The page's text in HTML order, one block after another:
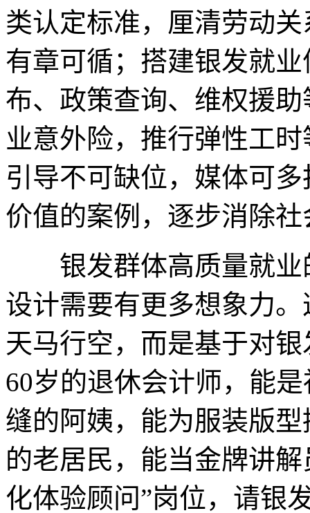
类认定标准，厘清劳动
有章可循；搭建银发就
布、政策查询、维权援
业意外险，推行弹性工
引导不可缺位，媒体可
价值的案例，逐步消除
银发群体高质量就业
设计需要有更多想象力
天马行空，而是基于对
60岁的退休会计师，能
缝的阿姨，能为服装版
的老居民，能当金牌讲
化体验顾问”岗位，请银